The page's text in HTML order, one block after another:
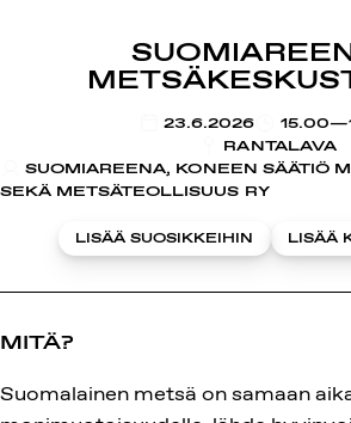
23.6.2026
KLO
RANTALAVA
SUOMIAREENA, KONEEN SÄÄTIÖ
SEKÄ METSÄTEOLLISUUS RY
LISÄÄ SUOSIKKEIHIN LISÄÄ
MITÄ?
Suomalainen metsä on samaan